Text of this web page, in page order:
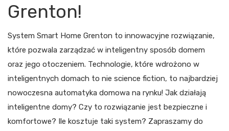
Grenton!
System Smart Home Grenton to innowacyjne rozwiązanie,
które pozwala zarządzać w inteligentny sposób domem
oraz jego otoczeniem. Technologie, które wdrożono w
inteligentnych domach to nie science fiction, to najbardziej
nowoczesna automatyka domowa na rynku! Jak działają
inteligentne domy? Czy to rozwiązanie jest bezpieczne i
komfortowe? Ile kosztuje taki system? Zapraszamy do